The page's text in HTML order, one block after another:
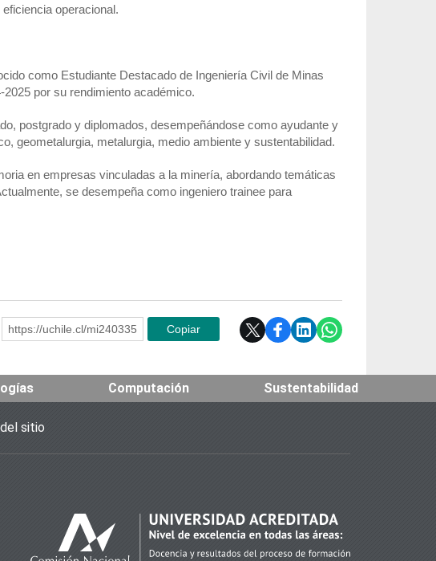
operacional.
como Estudiante Destacado de Ingeniería Civil de Minas
por su rendimiento académico.
postgrado y diplomados, desempeñándose como ayudante y
geometalurgia, metalurgia, medio ambiente y sustentabilidad.
en empresas vinculadas a la minería, abordando temáticas
se desempeña como ingeniero trainee para
https://uchile.cl/mi240335 Copiar
Computación Sustentabilidad
sitio